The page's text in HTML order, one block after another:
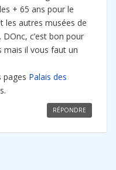
+ 65 ans pour le
les autres musées de
c’est bon pour
mais il vous faut un
pages Palais des
RÉPONDRE